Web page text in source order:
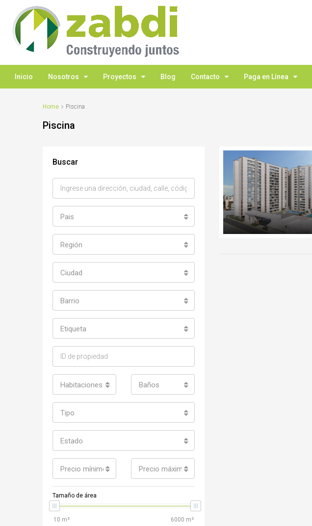
Inicio Nosotros Proyectos Blog Contacto Paga en Línea
Home Piscina
Piscina
Buscar
Pais
Región
Ciudad
Barrio
Etiqueta
Habitaciones Baños
Tipo
Estado
Precio mínimo Precio máximo
Tamaño de área